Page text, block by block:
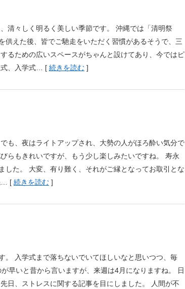
清々しく明るく美しい季節です。 沖縄では「清明祭
供えた後、皆でご馳走をいただく習慣があるそうで、三
るための広いスペースがちゃんと設けてあり、今ではピ
式、入学式… [ 続きを読む ]
も、夜はライトアップされ、大勢の人がほろ酔い気分で
らもきれいですが、もう少し楽しみたいですね。 寿永
た。 大変、有り難く、それがご縁となってお取引とな
… [ 続きを読む ]
。 入学式まで落ちないでいてほしいなと思いつつ、毎
早いと昔から言いますが、来週は4月になりますね。 日
日、ストレスに関する記事を目にしました。 人間が不